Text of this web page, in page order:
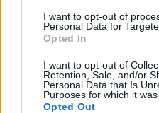
I want to opt-out of
Personal Data for
Opted In
I want to opt-out of
Retention, Sale, and/or
Personal Data that Is
Purposes for which it was
Opted Out
MÁR ELŐFIZETŐNK